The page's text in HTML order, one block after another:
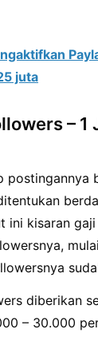
juta
– 1
postingannya
ini kisaran
diberikan
– 30.000